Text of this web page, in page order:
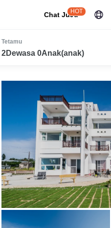
Chat JuJu
HOT
Tetamu
2Dewasa 0Anak(anak)